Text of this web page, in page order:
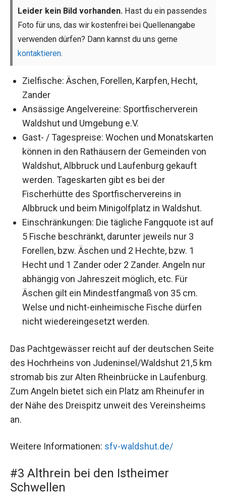
Leider kein Bild vorhanden. Hast du ein passendes
Foto für uns, das wir kostenfrei bei Quellenangabe
verwenden dürfen? Dann kannst du uns gerne
kontaktieren.
Zielfische: Äschen, Forellen, Karpfen, Hecht,
Zander
Ansässige Angelvereine: Sportfischerverein
Waldshut und Umgebung e.V.
Gast- / Tagespreise: Wochen und Monatskarten
können in den Rathäusern der Gemeinden von
Waldshut, Albbruck und Laufenburg gekauft
werden. Tageskarten gibt es bei der
Fischerhütte des Sportfischervereins in
Albbruck und beim Minigolfplatz in Waldshut.
Einschränkungen: Die tägliche Fangquote ist auf
5 Fische beschränkt, darunter jeweils nur 3
Forellen, bzw. Äschen und 2 Hechte, bzw. 1
Hecht und 1 Zander oder 2 Zander. Angeln nur
abhängig von Jahreszeit möglich, etc. Für
Äschen gilt ein Mindestfangmaß von 35 cm.
Welse und nicht-einheimische Fische dürfen
nicht wiedereingesetzt werden.
Das Pachtgewässer reicht auf der deutschen Seite
des Hochrheins von Judeninsel/Waldshut 21,5 km
stromab bis zur Alten Rheinbrücke in Laufenburg.
Zum Angeln bietet sich ein Platz am Rheinufer in
der Nähe des Dreispitz unweit des Vereinsheims
an.
Weitere Informationen: sfv-waldshut.de/
#3 Althrein bei den Istheimer
Schwellen